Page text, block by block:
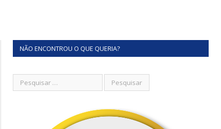
NÃO ENCONTROU O QUE QUERIA?